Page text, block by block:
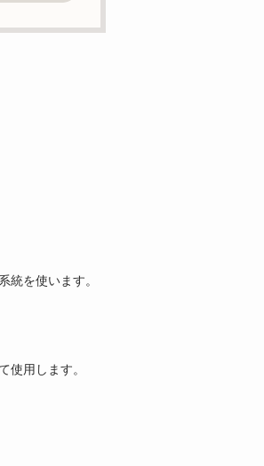
統を使います。
使用します。